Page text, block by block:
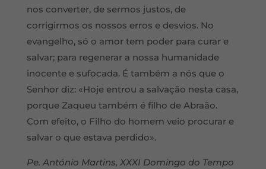
nos converter, de sermos justos, de
corrigirmos os nossos erros e desvios. No
evangelho, só o amor tem poder para curar e
salvar; para regenerar a nossa humanidade
inocente e sufocada. É também a nós que o
Senhor diz: «Hoje entrou a salvação nesta casa,
porque Zaqueu também é filho de Abraão.
Com efeito, o Filho do homem veio procurar e
salvar o que estava perdido».
Pe. António Martins, XXXI Domingo do Tempo